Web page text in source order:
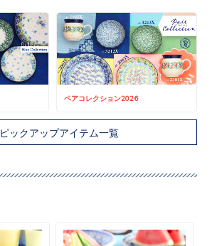
ペアコレクション2026
ピックアップアイテム一覧